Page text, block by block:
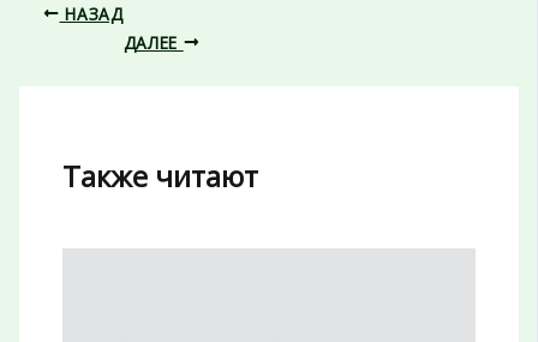
НАЗАД
ДАЛЕЕ
Также читают